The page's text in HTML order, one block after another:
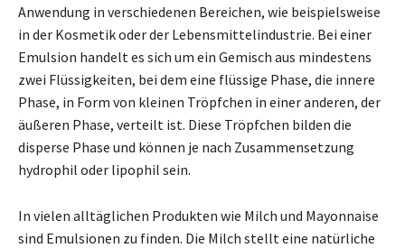
Anwendung in verschiedenen Bereichen, wie beispielsweise
in der Kosmetik oder der Lebensmittelindustrie. Bei einer
Emulsion handelt es sich um ein Gemisch aus mindestens
zwei Flüssigkeiten, bei dem eine flüssige Phase, die innere
Phase, in Form von kleinen Tröpfchen in einer anderen, der
äußeren Phase, verteilt ist. Diese Tröpfchen bilden die
disperse Phase und können je nach Zusammensetzung
hydrophil oder lipophil sein.
In vielen alltäglichen Produkten wie Milch und Mayonnaise
sind Emulsionen zu finden. Die Milch stellt eine natürliche